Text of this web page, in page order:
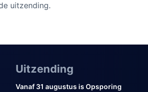
uitzending.
Uitzending
Vanaf 31 augustus is Opsporing